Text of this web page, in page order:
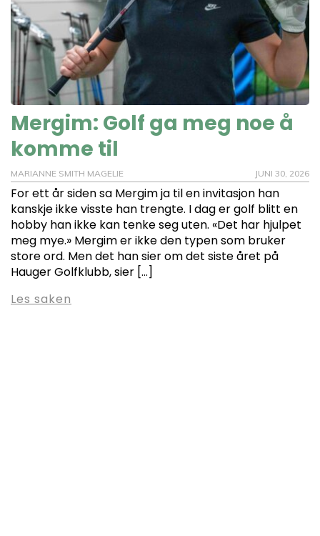
Mergim: Golf ga meg noe å
komme til
MARIANNE SMITH MAGELIE JUNI 30, 2026
For ett år siden sa Mergim ja til en invitasjon han
kanskje ikke visste han trengte. I dag er golf blitt en
hobby han ikke kan tenke seg uten. «Det har hjulpet
meg mye.» Mergim er ikke den typen som bruker
store ord. Men det han sier om det siste året på
Hauger Golfklubb, sier […]
Les saken